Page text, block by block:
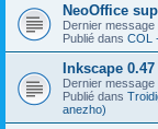
NeoOffice
Dernier message
Publié dans COL
Inkscape 0.47
Dernier message
Publié dans
anezho)